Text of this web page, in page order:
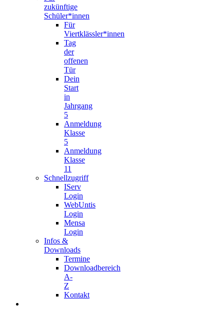
zukünftige
Schüler*innen
Für
Viertklässler*innen
Tag
der
offenen
Tür
Dein
Start
in
Jahrgang
5
Anmeldung
Klasse
5
Anmeldung
Klasse
11
Schnellzugriff
IServ
Login
WebUntis
Login
Mensa
Login
Infos &
Downloads
Termine
Downloadbereich
A-
Z
Kontakt